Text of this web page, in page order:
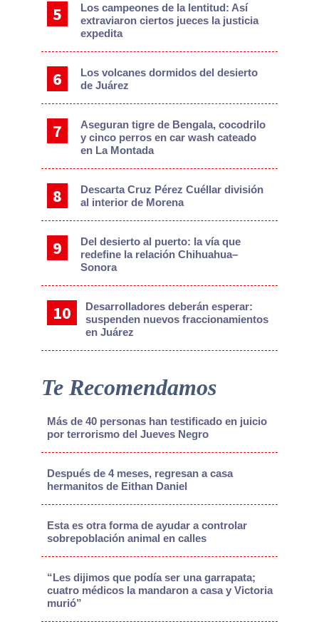
Los campeones de la lentitud: Así
extraviaron ciertos jueces la justicia
expedita
Los volcanes dormidos del desierto
de Juárez
Aseguran tigre de Bengala, cocodrilo
y cinco perros en car wash cateado
en La Montada
Descarta Cruz Pérez Cuéllar división
al interior de Morena
Del desierto al puerto: la vía que
redefine la relación Chihuahua–
Sonora
Desarrolladores deberán esperar:
suspenden nuevos fraccionamientos
en Juárez
Te Recomendamos
Más de 40 personas han testificado en juicio
por terrorismo del Jueves Negro
Después de 4 meses, regresan a casa
hermanitos de Eithan Daniel
Esta es otra forma de ayudar a controlar
sobrepoblación animal en calles
“Les dijimos que podía ser una garrapata;
cuatro médicos la mandaron a casa y Victoria
murió”